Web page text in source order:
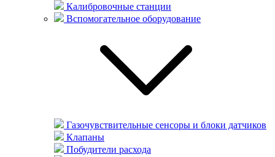
Калибровочные станции
Вспомогательное оборудование
Газочувствительные сенсоры и блоки датчиков
Клапаны
Побудители расхода